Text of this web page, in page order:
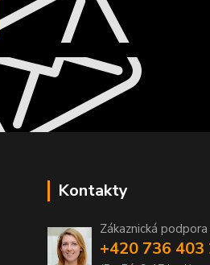
Kontakty
Zákaznická
+420 736 403